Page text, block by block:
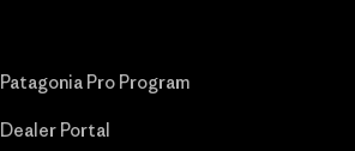
Patagonia Pro Program
Dealer Portal